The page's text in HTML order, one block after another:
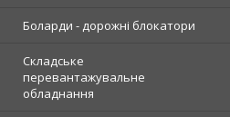
Боларди - дорожні блокатори
Складське
перевантажувальне
обладнання